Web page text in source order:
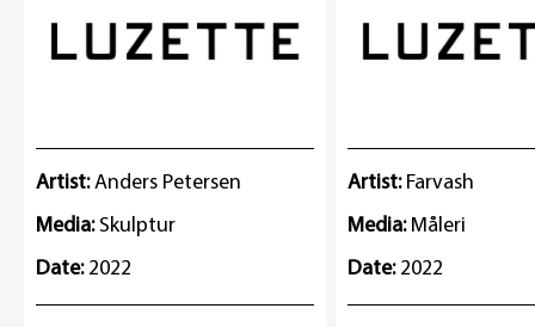
Artist:Anders Petersen
Media: Skulptur
Date: 2022
Artist: Farvash
Media: Måleri
Date: 2022